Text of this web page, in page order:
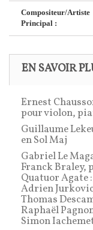
Compositeur/Artiste
Principal :
EN SAVOIR
Ernest
pour violon,
Guillaume
en Sol Maj
Gabriel Le
Franck Braley,
Quatuor Agate :
Adrien
Thomas
Raphaël
Simon